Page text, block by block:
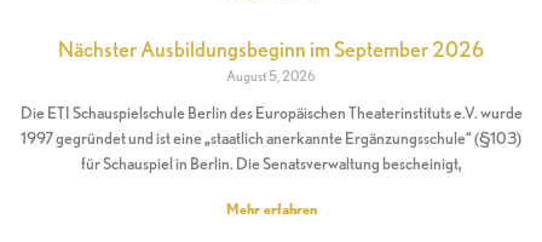
Nächster Ausbildungsbeginn im September 2026
August 5, 2026
Die ETI Schauspielschule Berlin des Europäischen Theaterinstituts e.V. wurde
1997 gegründet und ist eine „staatlich anerkannte Ergänzungsschule“ (§103)
für Schauspiel in Berlin. Die Senatsverwaltung bescheinigt,
Mehr erfahren